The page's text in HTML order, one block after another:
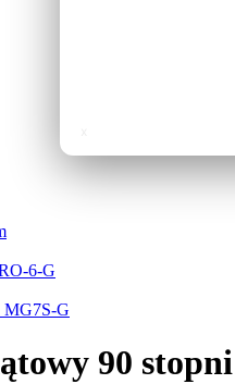
6-G
MG7S-G
90